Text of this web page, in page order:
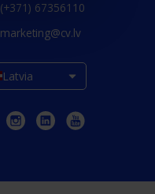
(+371) 67356110
marketing@cv.lv
Latvia